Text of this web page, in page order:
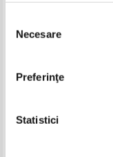
consimțământului
Necesare
Preferinţe
Statistici